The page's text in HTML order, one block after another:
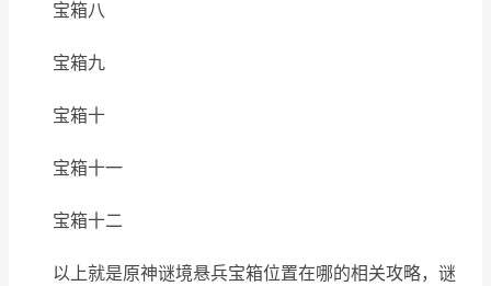
宝箱八
宝箱九
宝箱十
宝箱十一
宝箱十二
以上就是原神谜境悬兵宝箱位置在哪的相关攻略，谜